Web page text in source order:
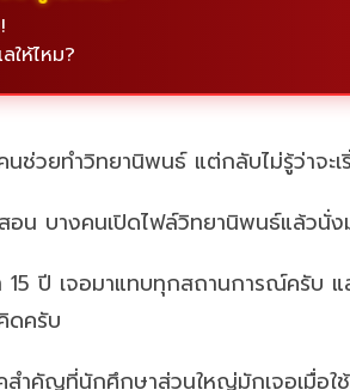
ให้ไหม?
ช่วยทำวิทยานิพนธ์ แต่กลับไม่รู้ว่าจะเ
น บางคนเปิดไฟล์วิทยานิพนธ์แล้วนั่
ปี เจอมาแทบทุกสถานการณ์ครับ
ดครับ
ำคัญที่นักศึกษาส่วนใหญ่มักเจอเมื่อ